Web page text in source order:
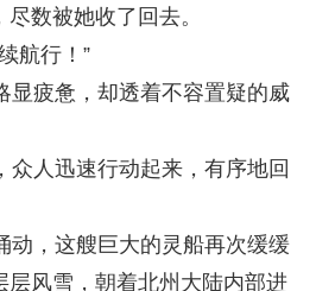
数被她收了回去。
航行！”
疲惫，却透着不容置疑的威
人迅速行动起来，有序地回
，这艘巨大的灵船再次缓缓
层风雪，朝着北州大陆内部进